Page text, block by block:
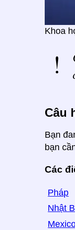
Khoa
Câu
Bạn
bạn
Các
Pháp
Nhật